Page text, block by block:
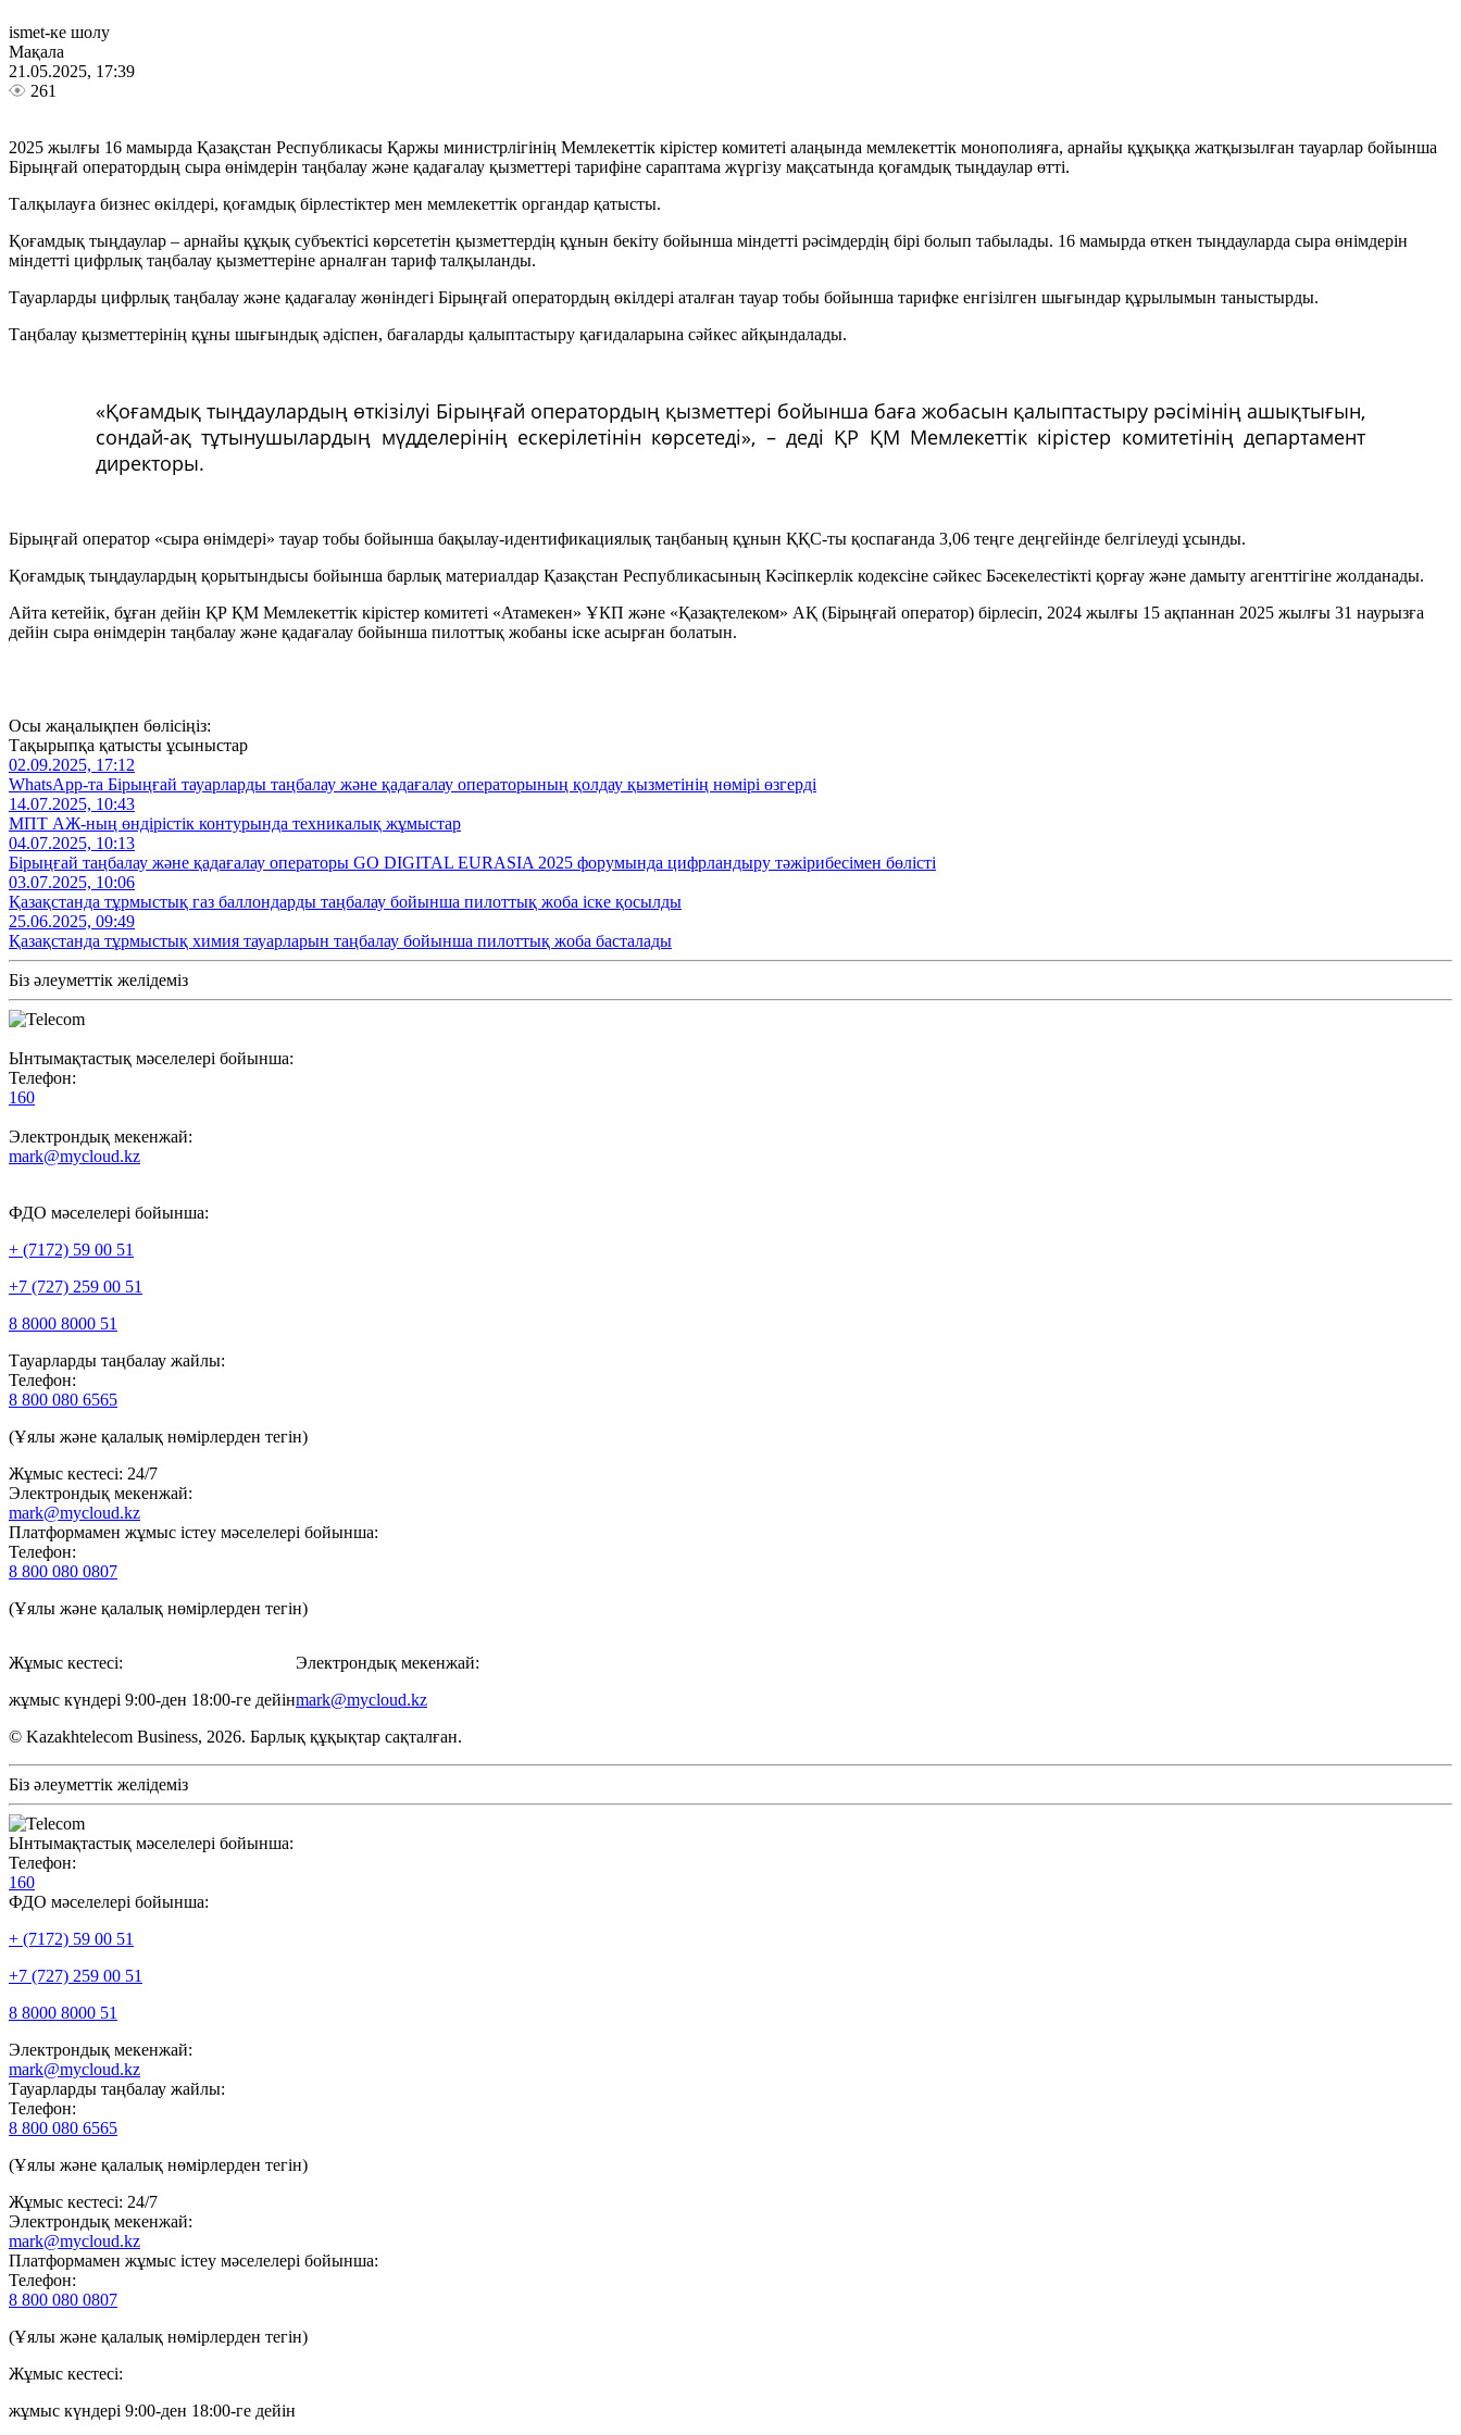
ismet-ке шолу
Мақала
21.05.2025, 17:39
261
2025 жылғы 16 мамырда Қазақстан Республикасы Қаржы министрлігінің Мемлекеттік кірістер комитеті алаңында мемлекеттік монополияға, арнайы құқыққа жатқызылған тауарлар бойынша
Бірыңғай оператордың сыра өнімдерін таңбалау және қадағалау қызметтері тарифіне сараптама жүргізу мақсатында қоғамдық тыңдаулар өтті.
Талқылауға бизнес өкілдері, қоғамдық бірлестіктер мен мемлекеттік органдар қатысты.
Қоғамдық тыңдаулар – арнайы құқық субъектісі көрсететін қызметтердің құнын бекіту бойынша міндетті рәсімдердің бірі болып табылады. 16 мамырда өткен тыңдауларда сыра өнімдерін
міндетті цифрлық таңбалау қызметтеріне арналған тариф талқыланды.
Тауарларды цифрлық таңбалау және қадағалау жөніндегі Бірыңғай оператордың өкілдері аталған тауар тобы бойынша тарифке енгізілген шығындар құрылымын таныстырды.
Таңбалау қызметтерінің құны шығындық әдіспен, бағаларды қалыптастыру қағидаларына сәйкес айқындалады.
«Қоғамдық тыңдаулардың өткізілуі Бірыңғай оператордың қызметтері бойынша баға жобасын қалыптастыру рәсімінің ашықтығын,
сондай-ақ тұтынушылардың мүдделерінің ескерілетінін көрсетеді», – деді ҚР ҚМ Мемлекеттік кірістер комитетінің департамент
директоры.
Бірыңғай оператор «сыра өнімдері» тауар тобы бойынша бақылау-идентификациялық таңбаның құнын ҚҚС-ты қоспағанда 3,06 теңге деңгейінде белгілеуді ұсынды.
Қоғамдық тыңдаулардың қорытындысы бойынша барлық материалдар Қазақстан Республикасының Кәсіпкерлік кодексіне сәйкес Бәсекелестікті қорғау және дамыту агенттігіне жолданады.
Айта кетейік, бұған дейін ҚР ҚМ Мемлекеттік кірістер комитеті «Атамекен» ҰКП және «Қазақтелеком» АҚ (Бірыңғай оператор) бірлесіп, 2024 жылғы 15 ақпаннан 2025 жылғы 31 наурызға
дейін сыра өнімдерін таңбалау және қадағалау бойынша пилоттық жобаны іске асырған болатын.
Осы жаңалықпен бөлісіңіз:
Тақырыпқа қатысты ұсыныстар
02.09.2025, 17:12
WhatsApp-та Бірыңғай тауарларды таңбалау және қадағалау операторының қолдау қызметінің нөмірі өзгерді
14.07.2025, 10:43
МПТ АЖ-ның өндірістік контурында техникалық жұмыстар
04.07.2025, 10:13
Бірыңғай таңбалау және қадағалау операторы GO DIGITAL EURASIA 2025 форумында цифрландыру тәжірибесімен бөлісті
03.07.2025, 10:06
Қазақстанда тұрмыстық газ баллондарды таңбалау бойынша пилоттық жоба іске қосылды
25.06.2025, 09:49
Қазақстанда тұрмыстық химия тауарларын таңбалау бойынша пилоттық жоба басталады
Біз әлеуметтік желідеміз
Ынтымақтастық мәселелері бойынша:
Телефон:
160
Электрондық мекенжай:
mark@mycloud.kz
ФДО мәселелері бойынша:
+ (7172) 59 00 51
+7 (727) 259 00 51
8 8000 8000 51
Тауарларды таңбалау жайлы:
Телефон:
8 800 080 6565
(Ұялы және қалалық нөмірлерден тегін)
Жұмыс кестесі: 24/7
Электрондық мекенжай:
mark@mycloud.kz
Платформамен жұмыс істеу мәселелері бойынша:
Телефон:
8 800 080 0807
(Ұялы және қалалық нөмірлерден тегін)
Жұмыс кестесі:
жұмыс күндері 9:00-ден 18:00-ге дейін
Электрондық мекенжай:
mark@mycloud.kz
© Kazakhtelecom Business, 2026. Барлық құқықтар сақталған.
Біз әлеуметтік желідеміз
Ынтымақтастық мәселелері бойынша:
Телефон:
160
ФДО мәселелері бойынша:
+ (7172) 59 00 51
+7 (727) 259 00 51
8 8000 8000 51
Электрондық мекенжай:
mark@mycloud.kz
Тауарларды таңбалау жайлы:
Телефон:
8 800 080 6565
(Ұялы және қалалық нөмірлерден тегін)
Жұмыс кестесі: 24/7
Электрондық мекенжай:
mark@mycloud.kz
Платформамен жұмыс істеу мәселелері бойынша:
Телефон:
8 800 080 0807
(Ұялы және қалалық нөмірлерден тегін)
Жұмыс кестесі:
жұмыс күндері 9:00-ден 18:00-ге дейін